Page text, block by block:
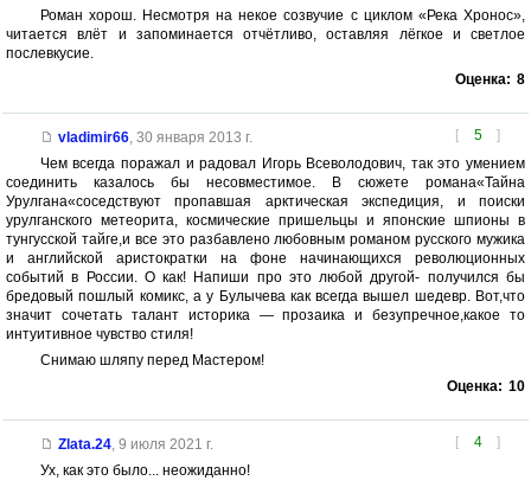
Роман хорош. Несмотря на некое созвучие с циклом «Река Хронос»,
читается влёт и запоминается отчётливо, оставляя лёгкое и светлое
послевкусие.
Оценка: 8
[ 5 ]
vladimir66, 30 января 2013 г.
Чем всегда поражал и радовал Игорь Всеволодович, так это умением
соединить казалось бы несовместимое. В сюжете романа«Тайна
Урулгана«соседствуют пропавшая арктическая экспедиция, и поиски
урулганского метеорита, космические пришельцы и японские шпионы в
тунгусской тайге,и все это разбавлено любовным романом русского мужика
и английской аристократки на фоне начинающихся революционных
событий в России. О как! Напиши про это любой другой- получился бы
бредовый пошлый комикс, а у Булычева как всегда вышел шедевр. Вот,что
значит сочетать талант историка — прозаика и безупречное,какое то
интуитивное чувство стиля!
Снимаю шляпу перед Мастером!
Оценка: 10
[ 4 ]
Zlata.24, 9 июля 2021 г.
Ух, как это было... неожиданно!